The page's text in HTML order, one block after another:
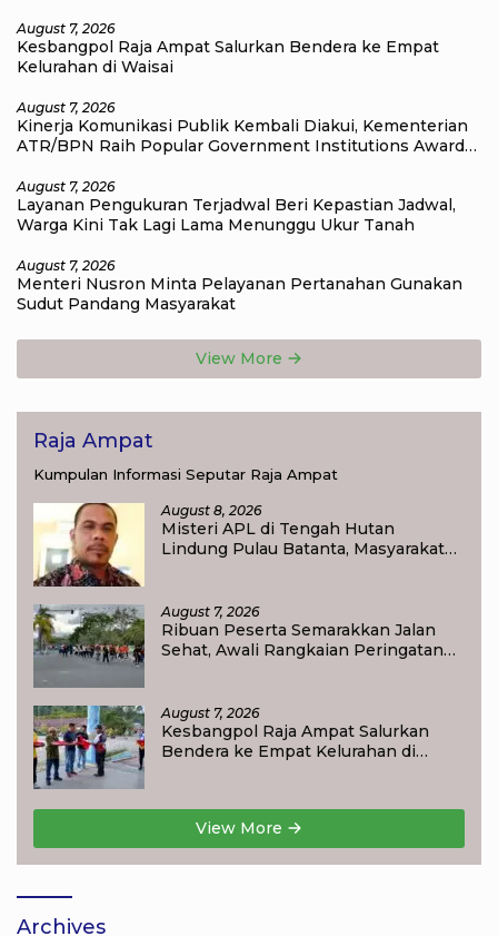
August 7, 2026
Kesbangpol Raja Ampat Salurkan Bendera ke Empat
Kelurahan di Waisai
August 7, 2026
Kinerja Komunikasi Publik Kembali Diakui, Kementerian
ATR/BPN Raih Popular Government Institutions Award
August 7, 2026
Layanan Pengukuran Terjadwal Beri Kepastian Jadwal,
Warga Kini Tak Lagi Lama Menunggu Ukur Tanah
August 7, 2026
Menteri Nusron Minta Pelayanan Pertanahan Gunakan
Sudut Pandang Masyarakat
View More
Raja Ampat
Kumpulan Informasi Seputar Raja Ampat
August 8, 2026
Misteri APL di Tengah Hutan
Lindung Pulau Batanta, Masyarakat
August 7, 2026
Ribuan Peserta Semarakkan Jalan
Sehat, Awali Rangkaian Peringatan
August 7, 2026
Kesbangpol Raja Ampat Salurkan
Bendera ke Empat Kelurahan di
View More
Archives